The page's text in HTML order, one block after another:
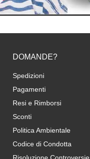
DOMANDE?
Spedizioni
Pagamenti
Resi e Rimborsi
Sconti
Politica Ambientale
Codice di Condotta